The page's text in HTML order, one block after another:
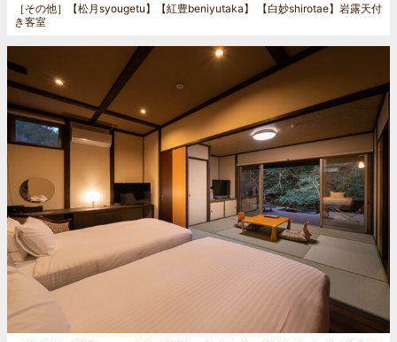
［その他］
【松月syougetu】【紅豊beniyutaka】 【白妙shirotae】岩露天付
き客室